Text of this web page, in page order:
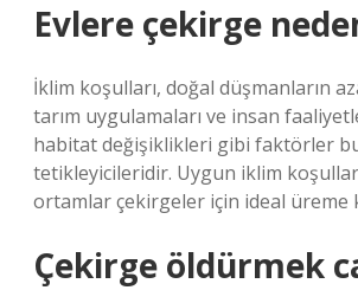
Evlere çekirge
İklim koşulları, doğal düşmanların
tarım uygulamaları ve insan
habitat değişiklikleri gibi faktörler bu
tetikleyicileridir. Uygun iklim
ortamlar çekirgeler için ideal üreme
Çekirge öldürmek